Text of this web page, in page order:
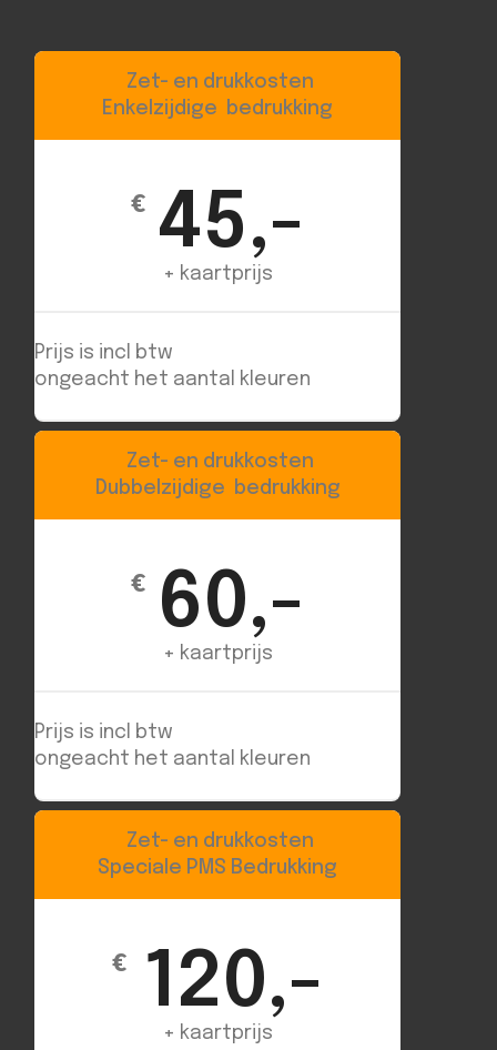
Zet- en drukkosten
Enkelzijdige bedrukking
€ 45,-
+ kaartprijs
Prijs is incl btw
ongeacht het aantal kleuren
Zet- en drukkosten
Dubbelzijdige bedrukking
€ 60,-
+ kaartprijs
Prijs is incl btw
ongeacht het aantal kleuren
Zet- en drukkosten
Speciale PMS Bedrukking
€ 120,-
+ kaartprijs